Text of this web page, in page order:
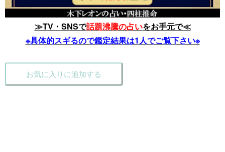
≫TV・SNSで話題沸騰の占いをお手元で≪
※具体的スギるので鑑定結果は1人でご覧下さい※
お気に入りに追加する